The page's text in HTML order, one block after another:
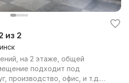
из 2
на 2 этаже, общей
подходит под
производство, офис, и т.д.